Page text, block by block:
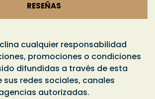
RESEÑAS
cualquier responsabilidad
promociones o condiciones
difundidas a través de esta
sus redes sociales, canales
autorizadas.